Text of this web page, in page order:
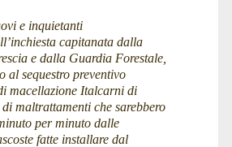
e inquietanti
capitanata dalla
e dalla Guardia Forestale,
al sequestro preventivo
macellazione Italcarni di
di maltrattamenti che sarebbero
per minuto dalle
fatte installare dal